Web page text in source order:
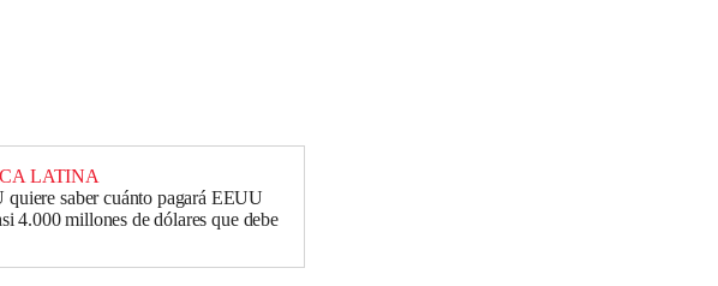
LATINA
saber cuánto pagará EEUU
4.000 millones de dólares que debe